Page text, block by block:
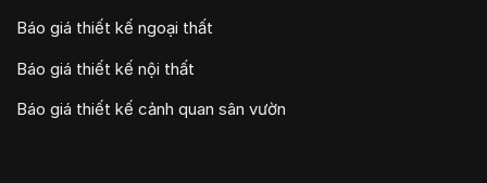
Báo giá thiết kế ngoại thất
Báo giá thiết kế nội thất
Báo giá thiết kế cảnh quan sân vườn